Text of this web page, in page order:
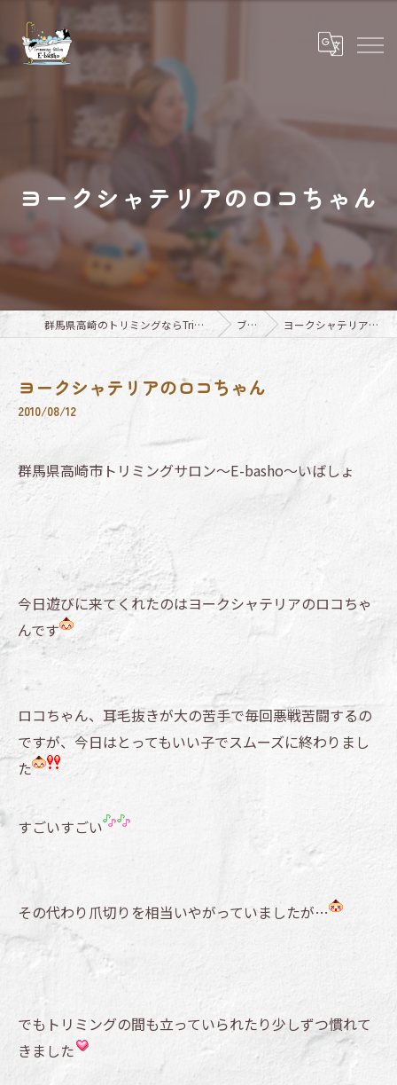
ヨークシャテリアのロコちゃん
群馬県高崎のトリミングならTrimming Salon E-basho ブログ ヨークシャテリアのロコちゃん
ヨークシャテリアのロコちゃん
2010/08/12
群馬県高崎市トリミングサロン～E-basho～いばしょ
今日遊びに来てくれたのはヨークシャテリアのロコちゃ
んです
ロコちゃん、耳毛抜きが大の苦手で毎回悪戦苦闘するの
ですが、今日はとってもいい子でスムーズに終わりまし
た
すごいすごい
その代わり爪切りを相当いやがっていましたが…
でもトリミングの間も立っていられたり少しずつ慣れて
きました